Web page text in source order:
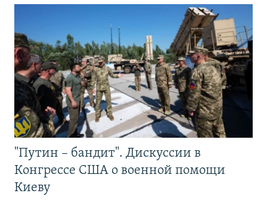
"Путин – бандит". Дискуссии в
Конгрессе США о военной помощи
Киеву